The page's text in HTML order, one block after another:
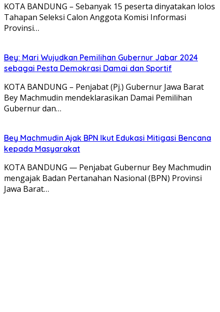
KOTA BANDUNG – Sebanyak 15 peserta dinyatakan lolos
Tahapan Seleksi Calon Anggota Komisi Informasi
Provinsi…
Bey: Mari Wujudkan Pemilihan Gubernur Jabar 2024
sebagai Pesta Demokrasi Damai dan Sportif
KOTA BANDUNG – Penjabat (Pj.) Gubernur Jawa Barat
Bey Machmudin mendeklarasikan Damai Pemilihan
Gubernur dan…
Bey Machmudin Ajak BPN Ikut Edukasi Mitigasi Bencana
kepada Masyarakat
KOTA BANDUNG — Penjabat Gubernur Bey Machmudin
mengajak Badan Pertanahan Nasional (BPN) Provinsi
Jawa Barat…